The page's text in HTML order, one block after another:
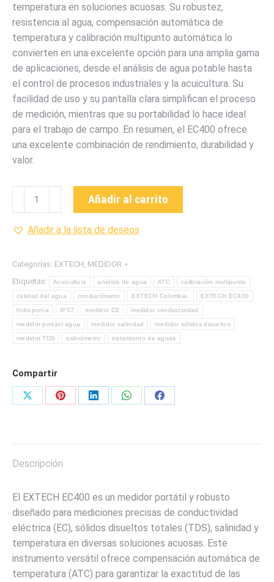
temperatura en soluciones acuosas. Su robustez,
resistencia al agua, compensación automática de
temperatura y calibración multipunto automática lo
convierten en una excelente opción para una amplia gama
de aplicaciones, desde el análisis de agua potable hasta
el control de procesos industriales y la acuicultura. Su
facilidad de uso y su pantalla clara simplifican el proceso
de medición, mientras que su portabilidad lo hace ideal
para el trabajo de campo. En resumen, el EC400 ofrece
una excelente combinación de rendimiento, durabilidad y
valor.
EC400
DE
EXTECH
cantidad
Añadir al carrito
Añadir a la lista de deseos
Categorías: EXTECH MEDIDOR
Etiquetas:
Acuicultura análisis de agua ATC calibración multipunto
calidad del agua conductímetro EXTECH Colombia. EXTECH EC400
hidroponía IP57 medidor CE medidor conductividad
medidor portátil agua medidor salinidad medidor sólidos disueltos
medidor TDS salinómetro tratamiento de aguas
Compartir
Share
Share
Share
Share
Share
Descripción
El EXTECH EC400 es un medidor portátil y robusto
diseñado para mediciones precisas de conductividad
eléctrica (EC), sólidos disueltos totales (TDS), salinidad y
temperatura en diversas soluciones acuosas. Este
instrumento versátil ofrece compensación automática de
temperatura (ATC) para garantizar la exactitud de las